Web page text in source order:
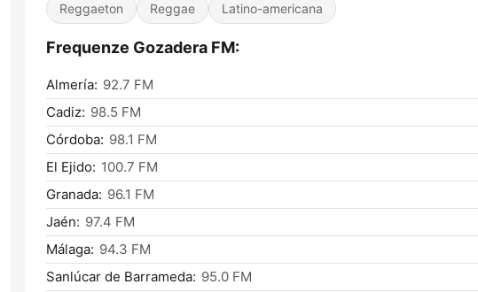
Reggaeton Reggae Latino-americana
Frequenze Gozadera FM:
Almería: 92.7 FM
Cadiz: 98.5 FM
Córdoba: 98.1 FM
El Ejido: 100.7 FM
Granada: 96.1 FM
Jaén: 97.4 FM
Málaga: 94.3 FM
Sanlúcar de Barrameda: 95.0 FM